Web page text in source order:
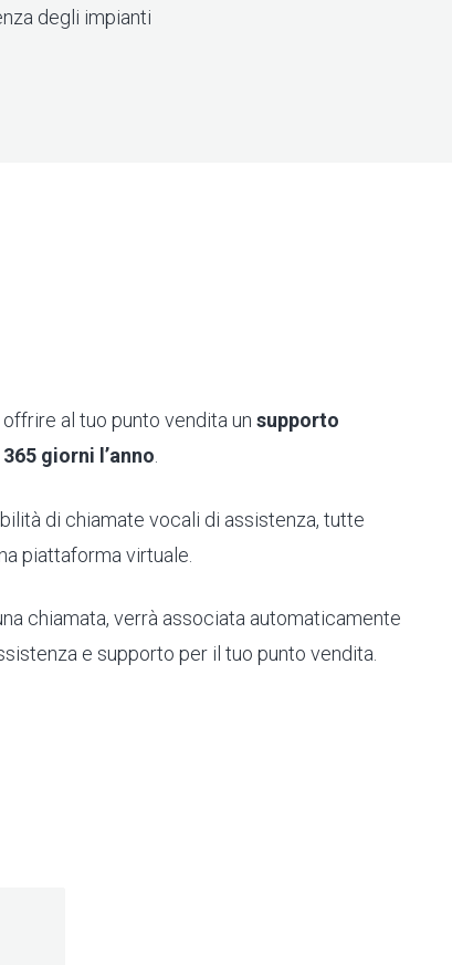
degli impianti
al tuo punto vendita un supporto
giorni l’anno.
di chiamate vocali di assistenza, tutte
piattaforma virtuale.
chiamata, verrà associata automaticamente
e supporto per il tuo punto vendita.